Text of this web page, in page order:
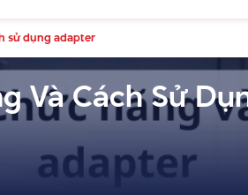
sử dụng adapter
Và Cách Sử